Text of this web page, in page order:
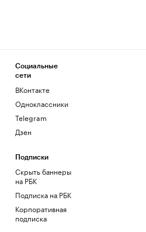
Социальные
сети
ВКонтакте
Одноклассники
Telegram
Дзен
Подписки
Скрыть баннеры
на РБК
Подписка на РБК
Корпоративная
подписка